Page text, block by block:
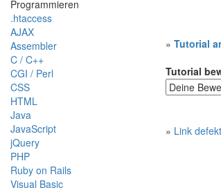
Programmieren
.htaccess
AJAX
Assembler
C / C++
CGI / Perl
CSS
HTML
Java
JavaScript
jQuery
PHP
Ruby on Rails
Visual Basic
» Tutorial
Tutorial
» Link